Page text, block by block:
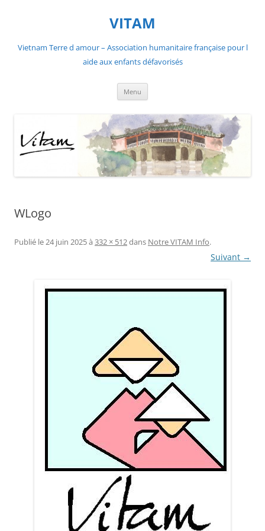
VITAM
Vietnam Terre d amour – Association humanitaire française pour l
aide aux enfants défavorisés
Menu
WLogo
Publié le24 juin 2025à 332 × 512dans Notre VITAM Info.
Suivant →